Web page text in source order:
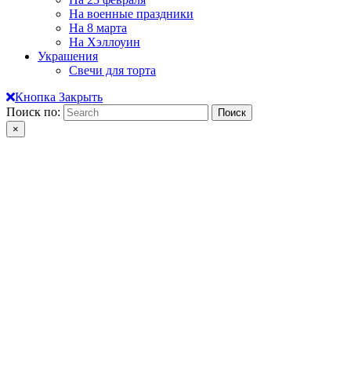
На военные праздники
На 8 марта
На Хэллоуин
Украшения
Свечи для торта
Кнопка Закрыть
Поиск по:
×